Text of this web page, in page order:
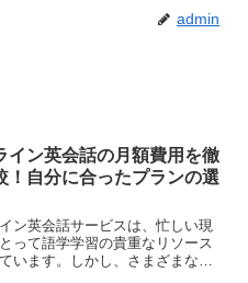
admin
イン英会話の月額費用を徹
！自分に合ったプランの選
ン英会話サービスは、忙しい現
って語学学習の貴重なリソース
います。しかし、さまざまなサ